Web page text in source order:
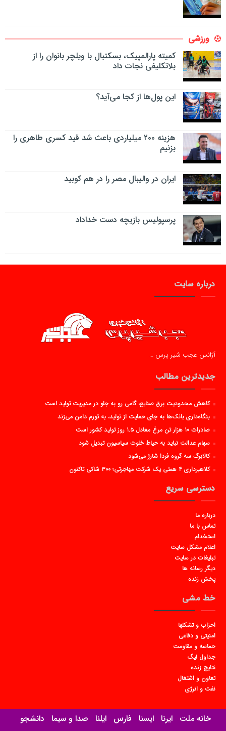
ورزشی
کمیته پارالمپیک، بسکتبال با ویلچر بانوان را از
بلاتکلیفی نجات داد
این پول‌ها از کجا می‌آید؟
هزینه ۲۰۰ میلیاردی باعث شد قید کسری طاهری را
بزنیم
ایران در والیبال مصر را در هم کوبید
پرسپولیس بازیچه دست خداداد
درباره سایت
آژانس عجب شیر پرس …
جدیدترین مطالب
کاهش محدودیت برق صنایع، گامی رو به جلو در مدیریت تولید است
بنگاه‌داری بانک‌ها به جای حمایت از تولید، به تورم دامن می‌زند
صادرات ۱۰ هزار تن مرغ معادل ۱.۵ روز تولید کشور است
سهام عدالت نباید به حیاط خلوت سیاسیون تبدیل شود
کالابرگ سه گروه فردا شارژ می‌شود
کلاهبرداری ۴ همتی یک شرکت مهاجرتی؛ ۳۰۰ شاکی تاکنون
دسترسی سریع
درباره ما
تماس با ما
استخدام
اعلام مشکل سایت
تبلیغات در سایت
دیگر رسانه ها
پخش زنده
خط مشی
احزاب و تشکلها
امنیتی و دفاعی
حماسه و مقاومت
جداول لیگ
نتایج زنده
تعاون و اشتغال
نفت و انرژی
خانه ملت ایرنا ایسنا فارس ایلنا صدا و سیما دانشجو